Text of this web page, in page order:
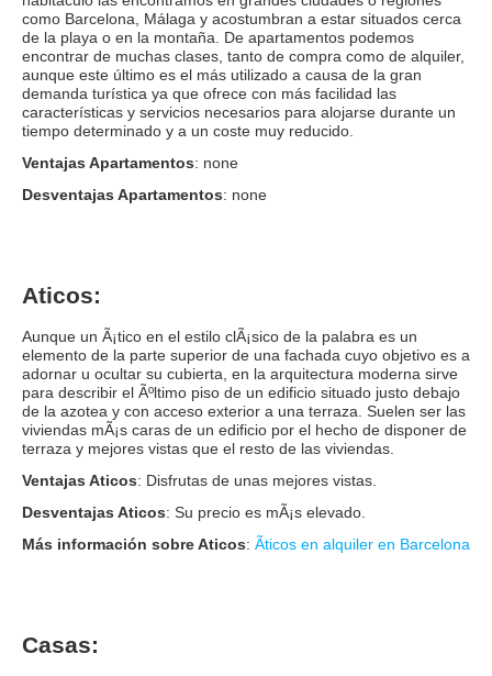
como Barcelona, Málaga y acostumbran a estar situados cerca
de la playa o en la montaña. De apartamentos podemos
encontrar de muchas clases, tanto de compra como de alquiler,
aunque este último es el más utilizado a causa de la gran
demanda turística ya que ofrece con más facilidad las
características y servicios necesarios para alojarse durante un
tiempo determinado y a un coste muy reducido.
Ventajas Apartamentos: none
Desventajas Apartamentos: none
Aticos:
Aunque un Ã¡tico en el estilo clÃ¡sico de la palabra es un
elemento de la parte superior de una fachada cuyo objetivo es a
adornar u ocultar su cubierta, en la arquitectura moderna sirve
para describir el Ãºltimo piso de un edificio situado justo debajo
de la azotea y con acceso exterior a una terraza. Suelen ser las
viviendas mÃ¡s caras de un edificio por el hecho de disponer de
terraza y mejores vistas que el resto de las viviendas.
Ventajas Aticos: Disfrutas de unas mejores vistas.
Desventajas Aticos: Su precio es mÃ¡s elevado.
Más información sobre Aticos: Ãticos en alquiler en Barcelona
Casas: